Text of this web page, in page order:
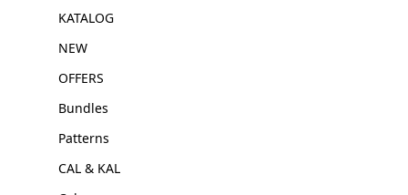
KATALOG
NEW
OFFERS
Bundles
Patterns
CAL & KAL